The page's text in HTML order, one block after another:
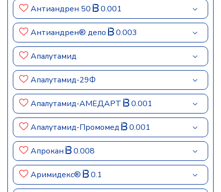
Антиандрен 50 0.001
Антиандрен® депо 0.003
Апалутамид
Апалутамид-29Ф
Апалутамид-АМЕДАРТ 0.001
Апалутамид-Промомед 0.001
Апрокан 0.008
Аримидекс® 0.1